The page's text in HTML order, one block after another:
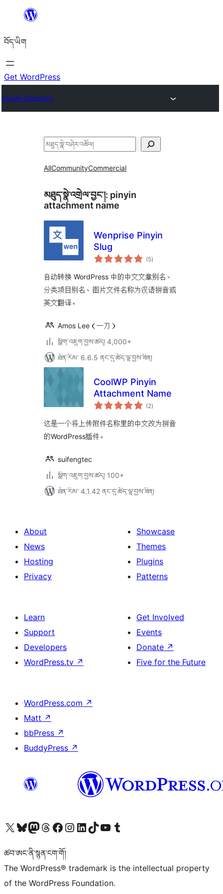
content
བོད་ཡིག
Get WordPress
Plugin Directory
བཤེར་
AllCommunityCommercial
མཐུད་སྣེ་འགྲེལ་བྱང་།: pinyin
attachment name
Wenprise Pinyin
Slug
(5གདེང་
འཇོག་
ཚང་།
)
自动转换 WordPress 中的中文文章别名、
分类项目别名、图片文件名称为汉语拼音或
英文翻译。
Amos Lee（一刀）
སྒྲིག་འཇུག་བྱས་ཚད། 4,000+
ཐོན་རིམ་ 6.6.5 ནང་དུ་ཚོད་ལྟ་བྱས་ཟིན།
CoolWP Pinyin
Attachment Name
(2གདེང་
འཇོག་
ཚང་།
)
这是一个将上传附件名称里的中文改为拼音
的WordPress插件。
suifengtec
སྒྲིག་འཇུག་བྱས་ཚད། 100+
ཐོན་རིམ་ 4.1.42 ནང་དུ་ཚོད་ལྟ་བྱས་ཟིན།
About
News
Hosting
Privacy
Showcase
Themes
Plugins
Patterns
Learn
Support
Developers
WordPress.tv ↗
Get Involved
Events
Donate ↗
Five for the Future
WordPress.com ↗
Matt ↗
bbPress ↗
BuddyPress ↗
Visit our X (formerly Twitter) account
Visit our Bluesky account
Visit our Mastodon account
Visit our Threads account
Visit our Facebook page
Visit our Instagram account
Visit our LinkedIn account
Visit our TikTok account
Visit our YouTube channel
Visit our Tumblr account
ཚབ་ཨང་ནི་སྙན་ངག་གོ།
The WordPress® trademark is the intellectual property
of the WordPress Foundation.